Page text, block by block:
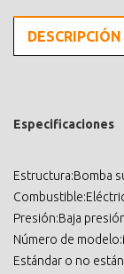
DESCRIPCIÓN
Especificaciones
Estructura:Bomba
Presión:Baja
Número de
Estándar o no